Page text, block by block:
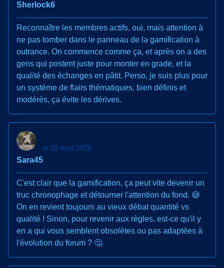
Sherlock6
Reconnaître les membres actifs, oui, mais attention à
ne pas tomber dans le panneau de la gamification à
outrance. On commence comme ça, et après on a des
gens qui postent juste pour monter en grade, et la
qualité des échanges en pâtit. Perso, je suis plus pour
un système de flairs thématiques, bien définis et
modérés, ça évite les dérives.
Sara45
le 02 Avril 2025
C'est clair que la gamification, ça peut vite devenir un
truc chronophage et détourner l'attention du fond. 😅
On en revient toujours au vieux débat quantité vs
qualité ! Sinon, pour revenir aux règles, est-ce qu'il y
en a qui vous semblent obsolètes ou pas adaptées à
l'évolution du forum ? 🤔